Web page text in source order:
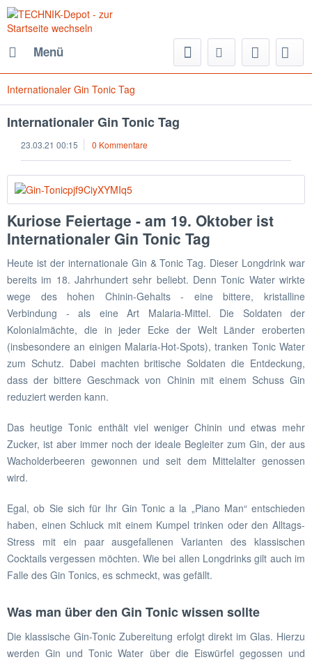
Menü
Internationaler Gin Tonic Tag
Internationaler Gin Tonic Tag
23.03.21 00:15 0 Kommentare
Kuriose Feiertage - am 19. Oktober ist
Internationaler Gin Tonic Tag
Heute ist der internationale Gin & Tonic Tag. Dieser Longdrink war
bereits im 18. Jahrhundert sehr beliebt. Denn Tonic Water wirkte
wege des hohen Chinin-Gehalts - eine bittere, kristalline
Verbindung - als eine Art Malaria-Mittel. Die Soldaten der
Kolonialmächte, die in jeder Ecke der Welt Länder eroberten
(insbesondere an einigen Malaria-Hot-Spots), tranken Tonic Water
zum Schutz. Dabei machten britische Soldaten die Entdeckung,
dass der bittere Geschmack von Chinin mit einem Schuss Gin
reduziert werden kann.
Das heutige Tonic enthält viel weniger Chinin und etwas mehr
Zucker, ist aber immer noch der ideale Begleiter zum Gin, der aus
Wacholderbeeren gewonnen und seit dem Mittelalter genossen
wird.
Egal, ob Sie sich für Ihr Gin Tonic a la „Piano Man“ entschieden
haben, einen Schluck mit einem Kumpel trinken oder den Alltags-
Stress mit ein paar ausgefallenen Varianten des klassischen
Cocktails vergessen möchten. Wie bei allen Longdrinks gilt auch im
Falle des Gin Tonics, es schmeckt, was gefällt.
Was man über den Gin Tonic wissen sollte
Die klassische Gin-Tonic Zubereitung erfolgt direkt im Glas. Hierzu
werden Gin und Tonic Water über die Eiswürfel gegossen und